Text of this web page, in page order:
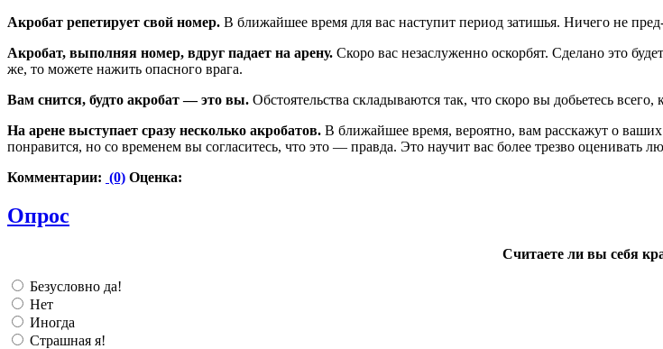
Акробат репетирует свой номер. В ближайшее время для вас наступит период затишья. Ничего не
Акробат, выполняя номер, вдруг падает на арену. Скоро вас незаслуженно оскорбят. Сделано это
же, то можете нажить опасного врага.
Вам снится, будто акробат — это вы. Обстоятельства складываются так, что скоро вы добьетесь всего,
На арене выступает сразу несколько акробатов. В ближайшее время, вероятно, вам расскажут о
понравится, но со временем вы согласитесь, что это — правда. Это научит вас более трезво оценивать
Комментарии: (0) Оценка:
Опрос
Считаете ли вы себя
Безусловно да!
Нет
Иногда
Страшная я!